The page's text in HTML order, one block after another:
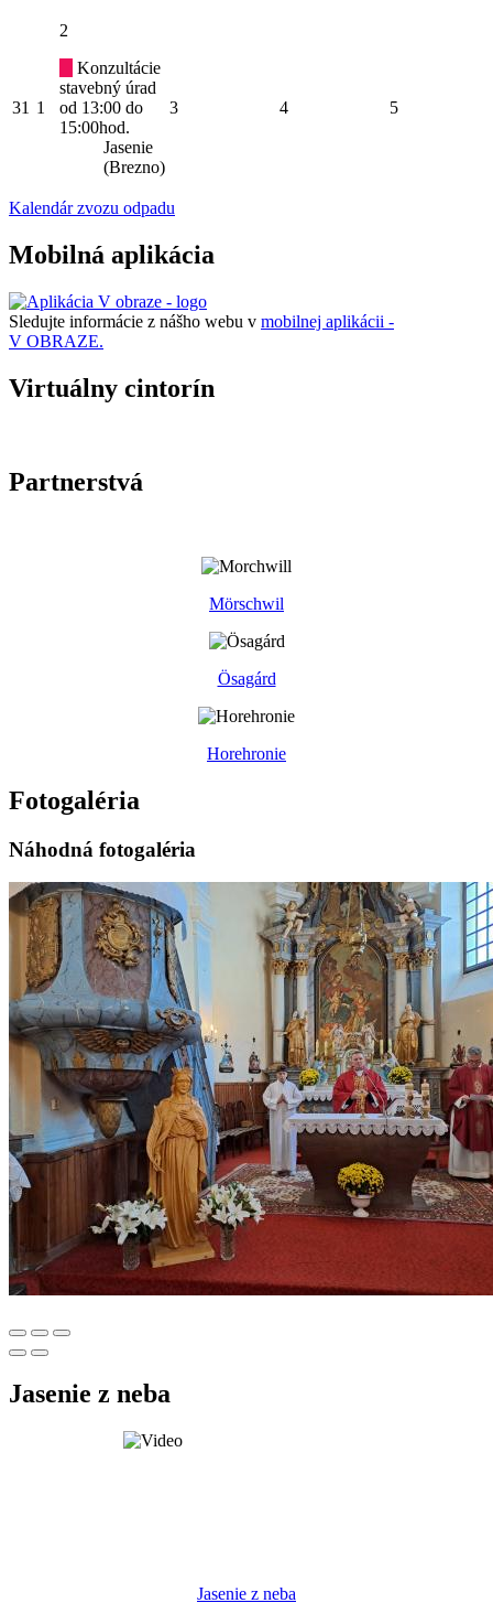
31 1
2
Konzultácie
stavebný úrad
od 13:00 do
15:00hod.
Jasenie
(Brezno)
3 4 5
Kalendár zvozu odpadu
Mobilná aplikácia
Sledujte informácie z nášho webu v mobilnej aplikácii -
V OBRAZE.
Virtuálny cintorín
Partnerstvá
Mörschwil
Ösagárd
Horehronie
Fotogaléria
Náhodná fotogaléria
Jasenie z neba
Jasenie z neba